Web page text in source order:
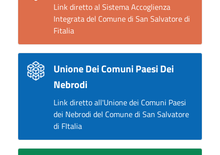
Link diretto al Sistema Accoglienza
Integrata del Comune di San Salvatore di
Fitalia
Unione Dei Comuni Paesi Dei
Nebrodi
Link diretto all'Unione dei Comuni Paesi
dei Nebrodi del Comune di San Salvatore
di FItalia